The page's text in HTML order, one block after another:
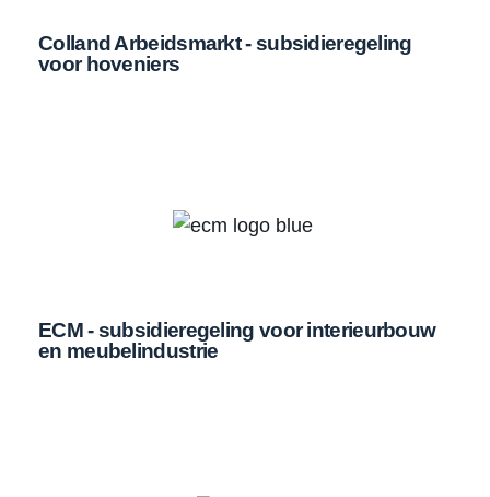
Colland Arbeidsmarkt - subsidieregeling
voor hoveniers
ECM - subsidieregeling voor interieurbouw
en meubelindustrie